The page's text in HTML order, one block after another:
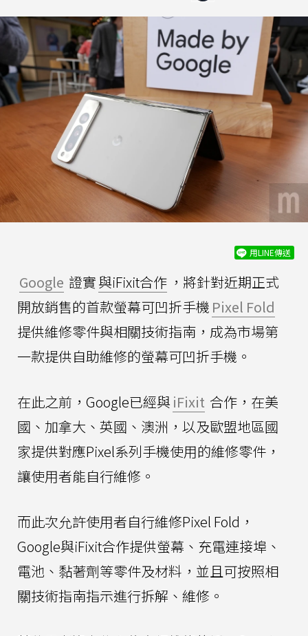
用LINE傳送
Google 證實與iFixit合作 ，將針對近期正式
開放銷售的首款螢幕可凹折手機 Pixel Fold
提供維修零件與相關技術指南，成為市場第
一款提供自助維修的螢幕可凹折手機。
在此之前，Google已經與 iFixit 合作，在美
國、加拿大、英國、澳洲，以及歐盟地區國
家提供對應Pixel系列手機使用的維修零件，
讓使用者能自行維修。
而此次允許使用者自行維修Pixel Fold，
Google與iFixit合作提供螢幕、充電連接埠、
電池、黏著劑等零件及材料，並且可按照相
關技術指南指示進行拆解、維修。